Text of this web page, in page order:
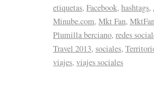
etiquetas, Facebook, hashtags,
Minube.com, Mkt Fan,
Plumilla berciano, redes
Travel 2013, sociales,
viajes, viajes sociales